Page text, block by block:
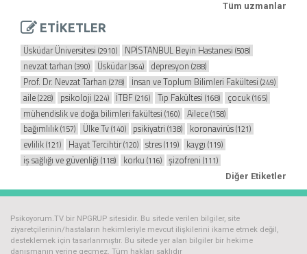
Tüm uzmanlar
ETİKETLER
Üsküdar Üniversitesi (2910) NPİSTANBUL Beyin Hastanesi (508)
nevzat tarhan (390) Üsküdar(364) depresyon(288)
Prof. Dr. Nevzat Tarhan (278) İnsan ve Toplum Bilimleri Fakültesi (249)
aile(228) psikoloji (224) İTBF(216) Tıp Fakültesi(168) çocuk(165)
mühendislik ve doğa bilimleri fakültesi (160) Ailece(158)
bağımlılık(157) Ülke Tv(140) psikiyatri(138) koronavirüs(121)
evlilik(121) Hayat Tercihtir(120) stres(119) kaygı(119)
iş sağlığı ve güvenliği (118) korku (116) şizofreni(111)
Diğer Etiketler
Psikoyorum.TV bir NPGRUP sitesidir. Bu sitede verilen bilgiler, site
ziyaretçilerinin/hastaların hekimleriyle mevcut ilişkilerini ikame etmek değil,
desteklemek için tasarlanmıştır. Bu sitede yer alan bilgiler bir hekime
danışmanın yerine geçmez. Tüm hakları saklıdır